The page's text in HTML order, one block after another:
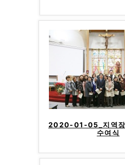
2020-01-05_지역장
수여식